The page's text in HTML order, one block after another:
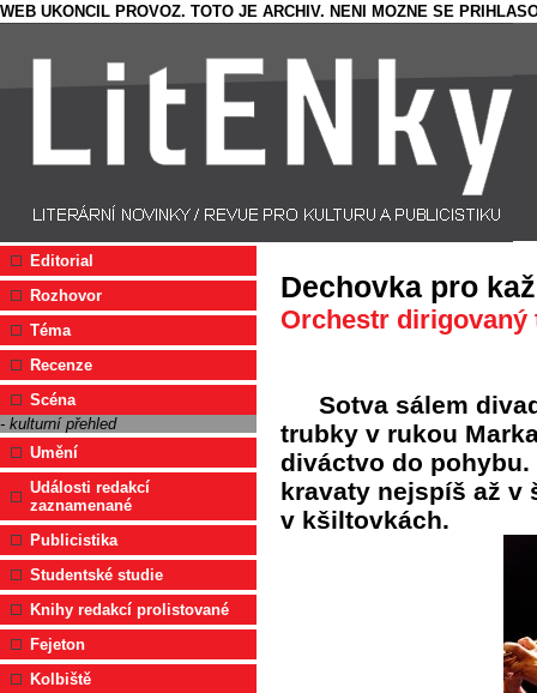
WEB UKONCIL PROVOZ. TOTO JE ARCHIV. NENI MOZNE SE
Editorial
Rozhovor
Téma
Recenze
Scéna
- kulturní přehled
Umění
Události redakcí
zaznamenané
Publicistika
Studentské studie
Knihy redakcí prolistované
Fejeton
Kolbiště
Dechovka pro
Orchestr dirigovaný
Sotva sálem
trubky v rukou
diváctvo do
kravaty nejspíš až v
v kšiltovkách.